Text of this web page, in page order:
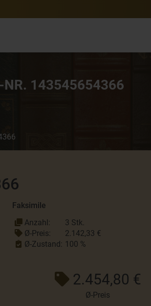
-NR. 143545654366
Faksimile
Anzahl:
3 Stk.
Ø-Preis:
2.142,33 €
Ø-Zustand: 100 %
2.454,80 €
Ø-Preis